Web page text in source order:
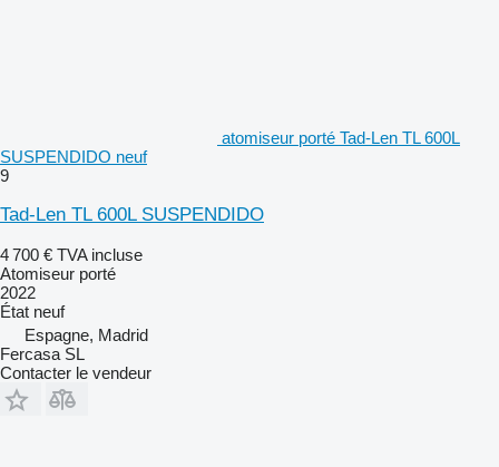
atomiseur porté Tad-Len TL 600L
SUSPENDIDO neuf
9
Tad-Len TL 600L SUSPENDIDO
4 700 € TVA incluse
Atomiseur porté
2022
État neuf
Espagne, Madrid
Fercasa SL
Contacter le vendeur